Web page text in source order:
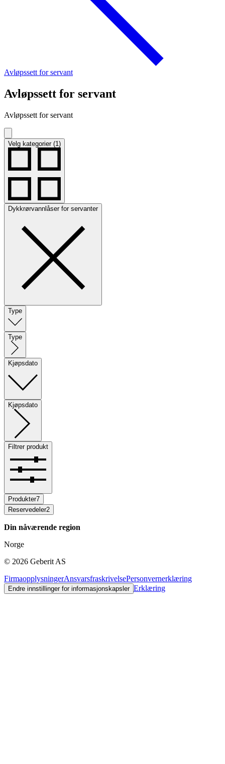
Avløpssett for servant
Avløpssett for servant
Avløpssett for servant
Velg kategorier (1)
Dykkrørvannlåser for servanter
Type
Type
Kjøpsdato
Kjøpsdato
Filtrer produkt
Produkter7
Reservedeler2
Din nåværende region
Norge
© 2026 Geberit AS
FirmaopplysningerAnsvarsfraskrivelsePersonvernerklæring
Endre innstillinger for informasjonskapsler Erklæring